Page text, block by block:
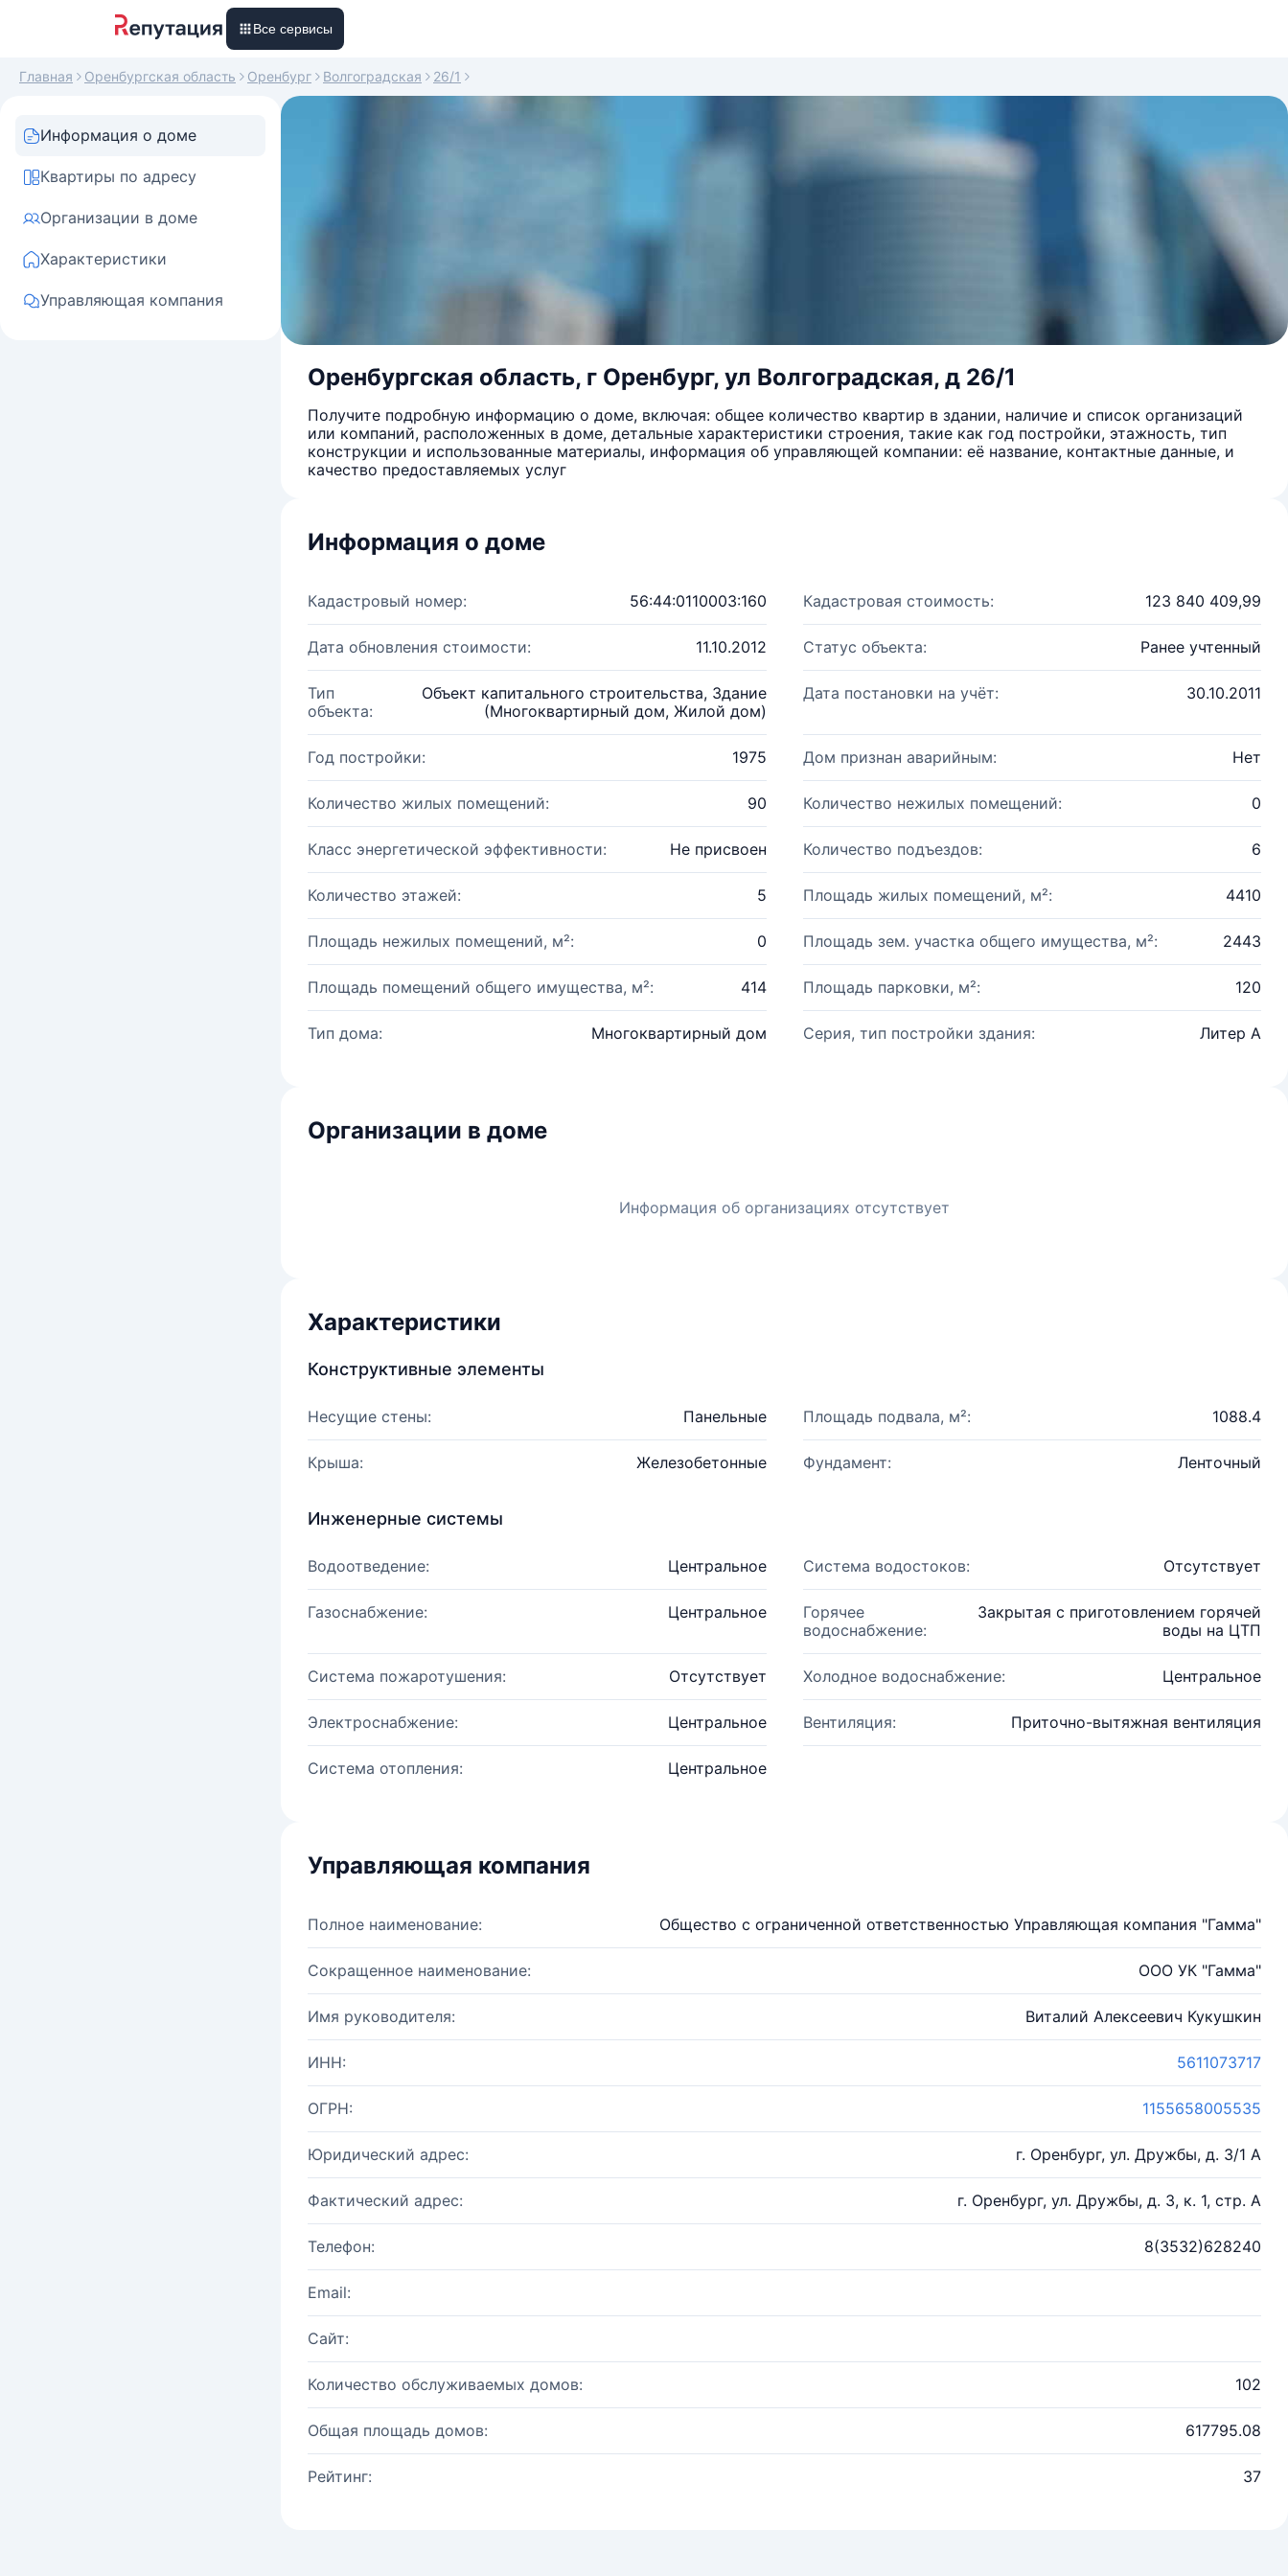
Все сервисы
Главная Оренбургская область Оренбург Волгоградская 26/1
Информация о доме
Квартиры по адресу
Организации в доме
Характеристики
Управляющая компания
Оренбургская область, г Оренбург, ул Волгоградская, д 26/1
Получите подробную информацию о доме, включая: общее количество квартир в здании, наличие и список организаций
или компаний, расположенных в доме, детальные характеристики строения, такие как год постройки, этажность, тип
конструкции и использованные материалы, информация об управляющей компании: её название, контактные данные, и
качество предоставляемых услуг
Информация о доме
Кадастровый номер: 56:44:0110003:160 Кадастровая стоимость: 123 840 409,99
Дата обновления стоимости: 11.10.2012 Статус объекта: Ранее учтенный
Тип
объекта:
Объект капитального строительства, Здание
(Многоквартирный дом, Жилой дом)
Дата постановки на учёт: 30.10.2011
Год постройки: 1975 Дом признан аварийным: Нет
Количество жилых помещений: 90 Количество нежилых помещений: 0
Класс энергетической эффективности: Не присвоен Количество подъездов: 6
Количество этажей: 5 Площадь жилых помещений, м²: 4410
Площадь нежилых помещений, м²: 0 Площадь зем. участка общего имущества, м²: 2443
Площадь помещений общего имущества, м²: 414 Площадь парковки, м²: 120
Тип дома: Многоквартирный дом Серия, тип постройки здания: Литер А
Организации в доме
Информация об организациях отсутствует
Характеристики
Конструктивные элементы
Несущие стены: Панельные Площадь подвала, м²: 1088.4
Крыша: Железобетонные Фундамент: Ленточный
Инженерные системы
Водоотведение: Центральное Система водостоков: Отсутствует
Газоснабжение: Центральное
Горячее
водоснабжение:
Закрытая с приготовлением горячей
воды на ЦТП
Система пожаротушения: Отсутствует Холодное водоснабжение: Центральное
Электроснабжение: Центральное Вентиляция: Приточно-вытяжная вентиляция
Система отопления: Центральное
Управляющая компания
Полное наименование: Общество с ограниченной ответственностью Управляющая компания "Гамма"
Сокращенное наименование: ООО УК "Гамма"
Имя руководителя: Виталий Алексеевич Кукушкин
ИНН: 5611073717
ОГРН: 1155658005535
Юридический адрес: г. Оренбург, ул. Дружбы, д. 3/1 А
Фактический адрес: г. Оренбург, ул. Дружбы, д. 3, к. 1, стр. А
Телефон: 8(3532)628240
Email:
Сайт:
Количество обслуживаемых домов: 102
Общая площадь домов: 617795.08
Рейтинг: 37